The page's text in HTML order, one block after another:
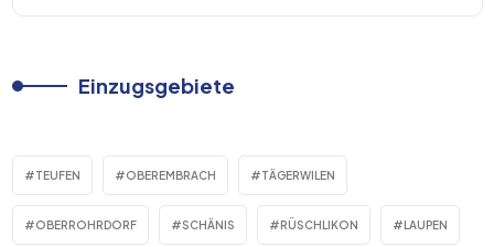
Einzugsgebiete
TEUFEN OBEREMBRACH TÄGERWILEN
OBERROHRDORF SCHÄNIS RÜSCHLIKON LAUPEN